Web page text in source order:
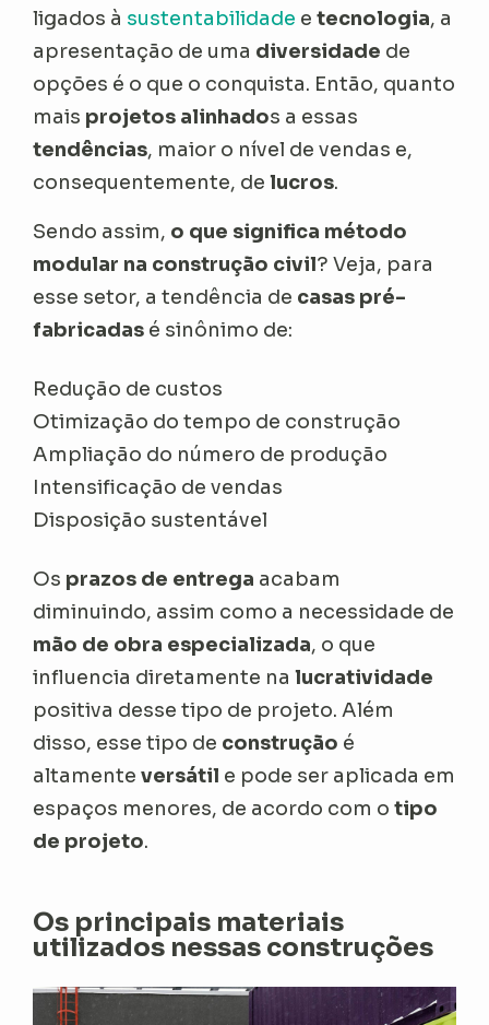
ligados à sustentabilidade etecnologia, a
apresentação de uma diversidade de
opções é o que o conquista. Então, quanto
mais projetos alinhados a essas
tendências, maior o nível de vendas e,
consequentemente, delucros.
Sendo assim, o que significa método
modular na construção civil? Veja, para
esse setor, a tendência de casas pré-
fabricadas é sinônimo de:
Redução de custos
Otimização do tempo de construção
Ampliação do número de produção
Intensificação de vendas
Disposição sustentável
Os prazos de entrega acabam
diminuindo, assim como a necessidade de
mão de obra especializada, o que
influencia diretamente nalucratividade
positiva desse tipo de projeto. Além
disso, esse tipo de construção é
altamenteversátil e pode ser aplicada em
espaços menores, de acordo com otipo
de projeto.
Os principais materiais
utilizados nessas construções